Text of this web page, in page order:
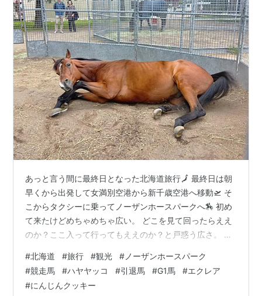
あっと言う間に最終日となった北海道旅行🗾 最終日は朝
早くから出発して女満別空港から新千歳空港へ移動🛫 そ
こからタクシーに乗ってノーザンホースパークへ🏇 初め
て来たけどめちゃめちゃ広い。 どこを見て回ったらええ
のか？ここ入って行ってもええのか？と戸惑う広さ。 そ
らブラブラしていきます。 競馬でおなじみの発馬機があ
る。 TVでは毎回ハラハラドキドキしながら見てるけど…
📺 実際にここまで近づいたのは初めて。 やっぱり中に入
#北海道 #旅行 #観光 # ノーザンホースパーク
#競走馬 #ハヤヤッコ #引退馬 #G1馬 #エクレア
#にんじんクッキー